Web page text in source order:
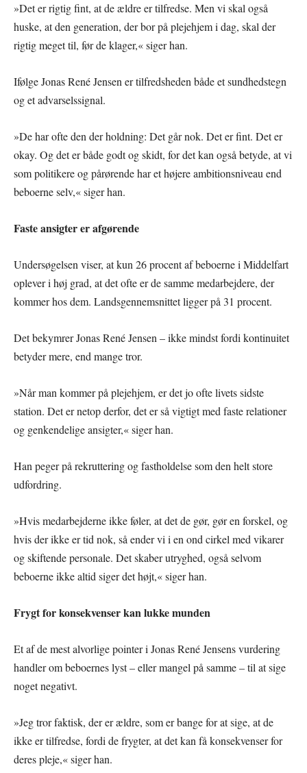
»Det er rigtig fint, at de ældre er tilfredse. Men vi skal også
huske, at den generation, der bor på plejehjem i dag, skal der
rigtig meget til, før de klager,« siger han.
Ifølge Jonas René Jensen er tilfredsheden både et sundhedstegn
og et advarselssignal.
»De har ofte den der holdning: Det går nok. Det er fint. Det er
okay. Og det er både godt og skidt, for det kan også betyde, at vi
som politikere og pårørende har et højere ambitionsniveau end
beboerne selv,« siger han.
Faste ansigter er afgørende
Undersøgelsen viser, at kun 26 procent af beboerne i Middelfart
oplever i høj grad, at det ofte er de samme medarbejdere, der
kommer hos dem. Landsgennemsnittet ligger på 31 procent.
Det bekymrer Jonas René Jensen – ikke mindst fordi kontinuitet
betyder mere, end mange tror.
»Når man kommer på plejehjem, er det jo ofte livets sidste
station. Det er netop derfor, det er så vigtigt med faste relationer
og genkendelige ansigter,« siger han.
Han peger på rekruttering og fastholdelse som den helt store
udfordring.
»Hvis medarbejderne ikke føler, at det de gør, gør en forskel, og
hvis der ikke er tid nok, så ender vi i en ond cirkel med vikarer
og skiftende personale. Det skaber utryghed, også selvom
beboerne ikke altid siger det højt,« siger han.
Frygt for konsekvenser kan lukke munden
Et af de mest alvorlige pointer i Jonas René Jensens vurdering
handler om beboernes lyst – eller mangel på samme – til at sige
noget negativt.
»Jeg tror faktisk, der er ældre, som er bange for at sige, at de
ikke er tilfredse, fordi de frygter, at det kan få konsekvenser for
deres pleje,« siger han.